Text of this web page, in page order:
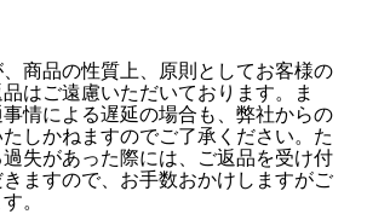
商品の性質上、原則としてお客様の
はご遠慮いただいております。ま
情による遅延の場合も、弊社からの
しかねますのでご了承ください。た
失があった際には、ご返品を受け付
ますので、お手数おかけしますがご
。